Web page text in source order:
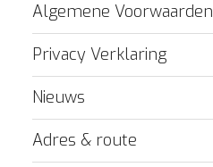
Algemene Voorwaarden
Privacy Verklaring
Nieuws
Adres & route